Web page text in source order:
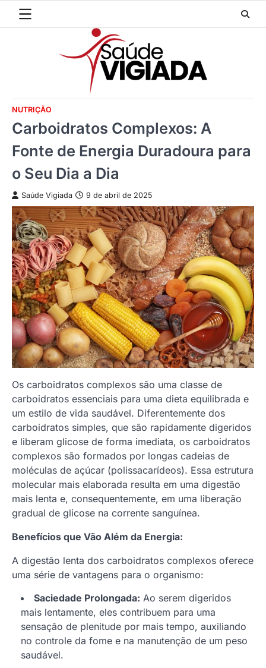
NUTRIÇÃO
Carboidratos Complexos: A
Fonte de Energia Duradoura para
o Seu Dia a Dia
Saúde Vigiada 9 de abril de 2025
Os carboidratos complexos são uma classe de
carboidratos essenciais para uma dieta equilibrada e
um estilo de vida saudável. Diferentemente dos
carboidratos simples, que são rapidamente digeridos
e liberam glicose de forma imediata, os carboidratos
complexos são formados por longas cadeias de
moléculas de açúcar (polissacarídeos). Essa estrutura
molecular mais elaborada resulta em uma digestão
mais lenta e, consequentemente, em uma liberação
gradual de glicose na corrente sanguínea.
Benefícios que Vão Além da Energia:
A digestão lenta dos carboidratos complexos oferece
uma série de vantagens para o organismo:
Saciedade Prolongada: Ao serem digeridos
mais lentamente, eles contribuem para uma
sensação de plenitude por mais tempo, auxiliando
no controle da fome e na manutenção de um peso
saudável.